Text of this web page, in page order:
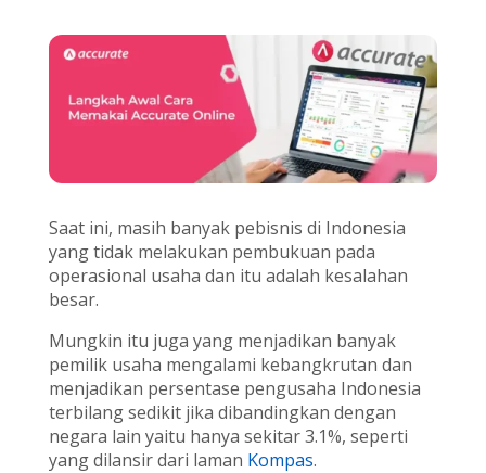
Saat ini, masih banyak pebisnis di Indonesia
yang tidak melakukan pembukuan pada
operasional usaha dan itu adalah kesalahan
besar.
Mungkin itu juga yang menjadikan banyak
pemilik usaha mengalami kebangkrutan dan
menjadikan persentase pengusaha Indonesia
terbilang sedikit jika dibandingkan dengan
negara lain yaitu hanya sekitar 3.1%, seperti
yang dilansir dari laman Kompas.